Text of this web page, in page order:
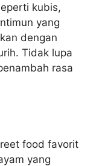
kubis,
yang
dengan
Tidak lupa
rasa
food favorit
yang